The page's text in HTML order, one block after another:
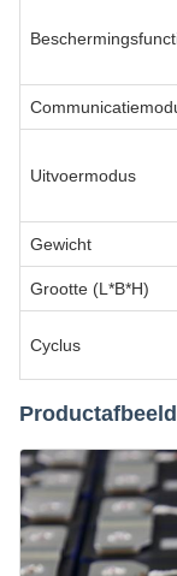
Uitvoermodus
Gewicht
Grootte (L*B*H)
Cyclus